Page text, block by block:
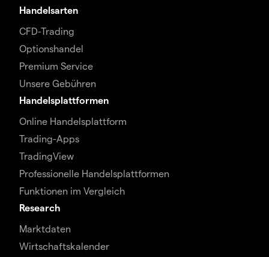
Handelsarten
CFD-Trading
Optionshandel
Premium Service
Unsere Gebühren
Handelsplattformen
Online Handelsplattform
Trading-Apps
TradingView
Professionelle Handelsplattformen
Funktionen im Vergleich
Research
Marktdaten
Wirtschaftskalender